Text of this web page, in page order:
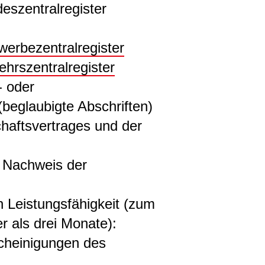
oder
Abschriften)
und der
der
Leistungsfähigkeit (zum
als drei Monate):
des